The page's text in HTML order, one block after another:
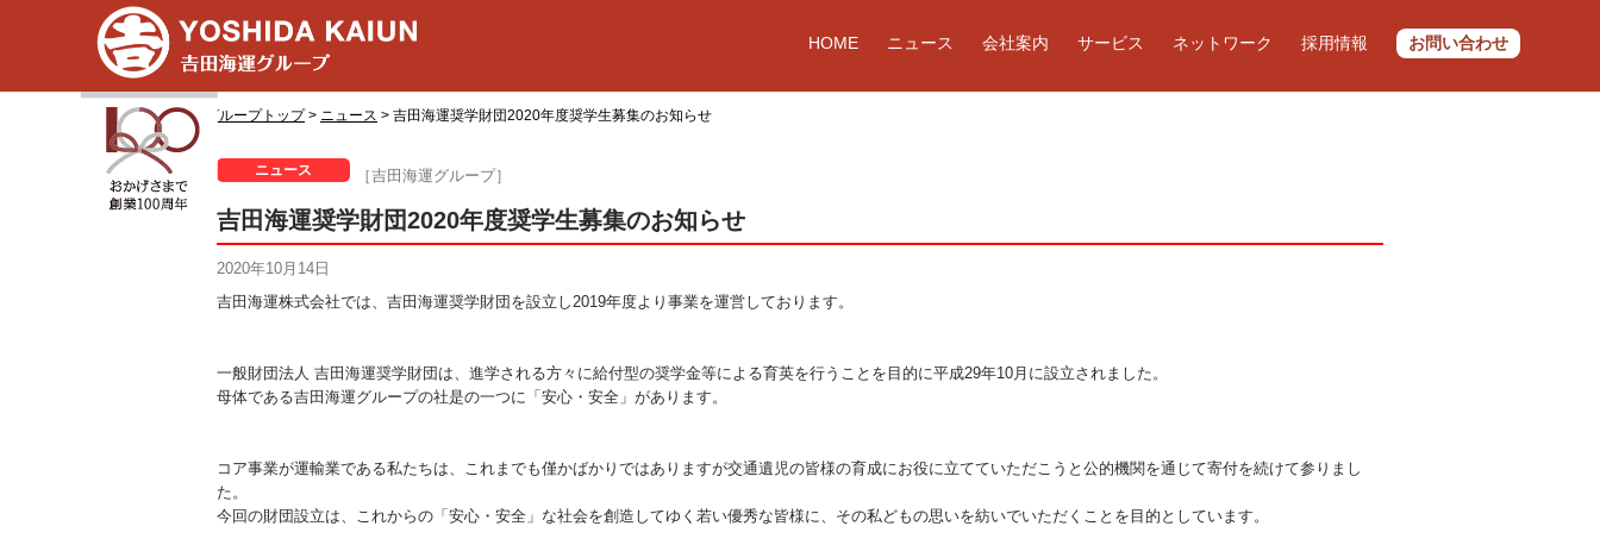
HOME ニュース 会社案内 サービス ネットワーク 採用情報 お問い合わせ
グループトップ> ニュース > 吉田海運奨学財団2020年度奨学生募集のお知らせ
ニュース ［吉田海運グループ］
吉田海運奨学財団2020年度奨学生募集のお知らせ
2020年10月14日
吉田海運株式会社では、吉田海運奨学財団を設立し2019年度より事業を運営しております。
一般財団法人 吉田海運奨学財団は、進学される方々に給付型の奨学金等による育英を行うことを目的に平成29年10月に設立されました。
母体である吉田海運グループの社是の一つに「安心・安全」があります。
コア事業が運輸業である私たちは、これまでも僅かばかりではありますが交通遺児の皆様の育成にお役に立てていただこうと公的機関を通じて寄付を続けて参りまし
た。
今回の財団設立は、これからの「安心・安全」な社会を創造してゆく若い優秀な皆様に、その私どもの思いを紡いでいただくことを目的としています。